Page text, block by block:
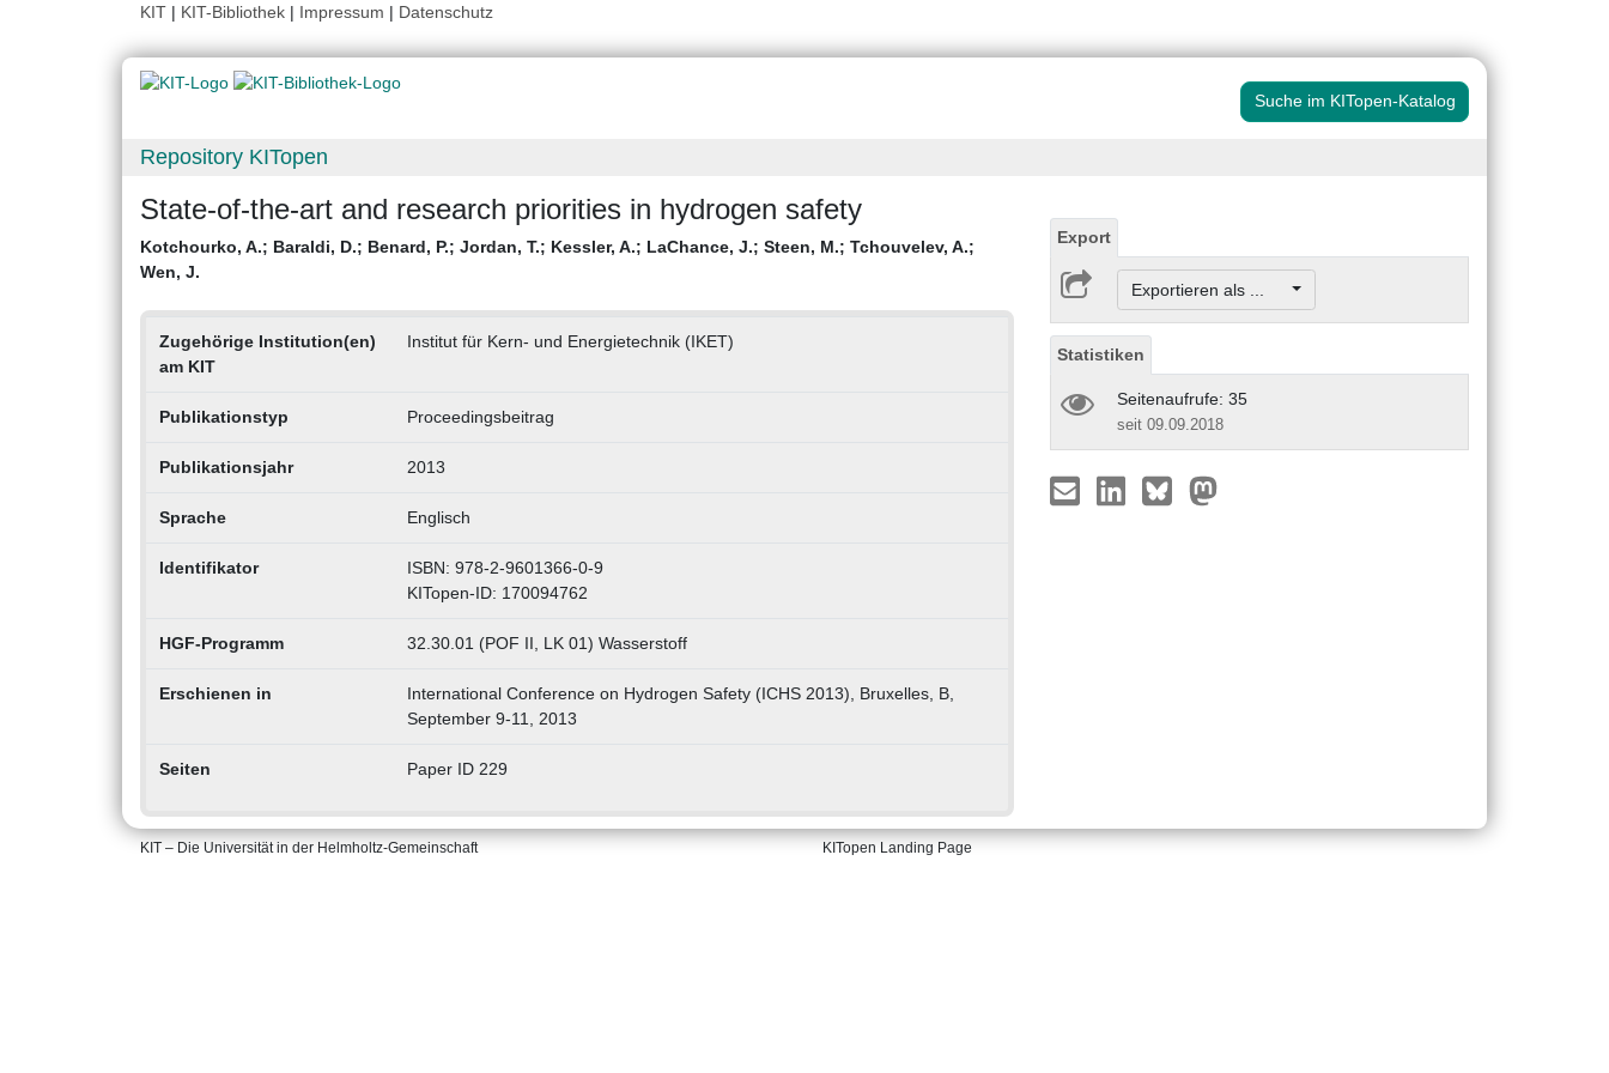
KIT | KIT-Bibliothek | Impressum | Datenschutz
Suche im KITopen-Katalog
Repository KITopen
State-of-the-art and research priorities in hydrogen safety
Kotchourko, A.; Baraldi, D.; Benard, P.; Jordan, T.; Kessler, A.; LaChance, J.; Steen, M.; Tchouvelev, A.;
Wen, J.
Zugehörige Institution(en)
am KIT
Institut für Kern- und Energietechnik (IKET)
Publikationstyp Proceedingsbeitrag
Publikationsjahr 2013
Sprache Englisch
Identifikator
ISBN: 978-2-9601366-0-9
KITopen-ID: 170094762
HGF-Programm 32.30.01 (POF II, LK 01) Wasserstoff
Erschienen in
International Conference on Hydrogen Safety (ICHS 2013), Bruxelles, B,
September 9-11, 2013
Seiten Paper ID 229
Export
Exportieren als ...
Statistiken
Seitenaufrufe: 35
seit 09.09.2018
KIT – Die Universität in der Helmholtz-Gemeinschaft KITopen Landing Page